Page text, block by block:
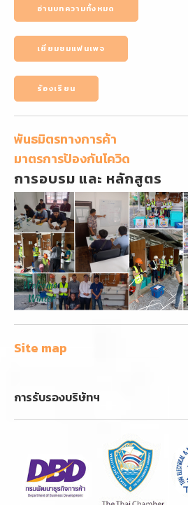
อ่านบทความทั้งหมด
เยี่ยมชมแฟนเพจ
ร้องเรียน
พันธมิตรทางการค้า
มาตรการป้องกันโควิด
การอบรม และ หลักสูตร
Site map
การรับรองบริษัทฯ